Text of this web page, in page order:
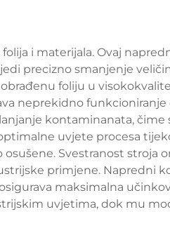
i materijala. Ovaj
precizno smanjenje
foliju u
neprekidno funkcioniranje
kontaminanata, čime
uvjete procesa
Svestranost stroja
primjene. Napredni
maksimalna
uvjetima, dok mu